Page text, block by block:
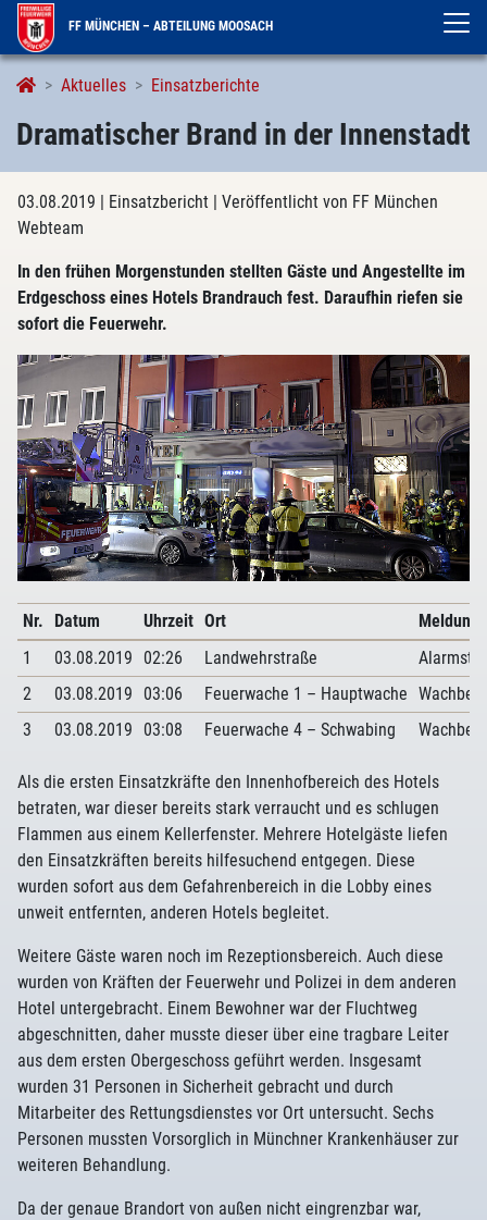
FF MÜNCHEN – ABTEILUNG MOOSACH
Aktuelles Einsatzberichte
Dramatischer Brand in der Innenstadt
03.08.2019 | Einsatzbericht | Veröffentlicht von FF München
Webteam
In den frühen Morgenstunden stellten Gäste und Angestellte im
Erdgeschoss eines Hotels Brandrauch fest. Daraufhin riefen sie
sofort die Feuerwehr.
Nr. Datum Uhrzeit Ort
Meldung
1
03.08.2019 02:26 Landwehrstraße
2
03.08.2019 03:06 Feuerwache 1 – Hauptwache
3
03.08.2019 03:08 Feuerwache 4 – Schwabing
Als die ersten Einsatzkräfte den Innenhofbereich des Hotels
betraten, war dieser bereits stark verraucht und es schlugen
Flammen aus einem Kellerfenster. Mehrere Hotelgäste liefen
den Einsatzkräften bereits hilfesuchend entgegen. Diese
wurden sofort aus dem Gefahrenbereich in die Lobby eines
unweit entfernten, anderen Hotels begleitet.
Weitere Gäste waren noch im Rezeptionsbereich. Auch diese
wurden von Kräften der Feuerwehr und Polizei in dem anderen
Hotel untergebracht. Einem Bewohner war der Fluchtweg
abgeschnitten, daher musste dieser über eine tragbare Leiter
aus dem ersten Obergeschoss geführt werden. Insgesamt
wurden 31 Personen in Sicherheit gebracht und durch
Mitarbeiter des Rettungsdienstes vor Ort untersucht. Sechs
Personen mussten Vorsorglich in Münchner Krankenhäuser zur
weiteren Behandlung.
Da der genaue Brandort von außen nicht eingrenzbar war,